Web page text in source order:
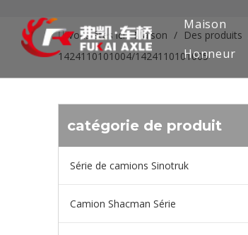
Maison
Honneur
Vous êtes ici: Maison / Des produits
1424110101004/1424110101005
catégorie de produit
Série de camions Sinotruk
Camion Shacman Série